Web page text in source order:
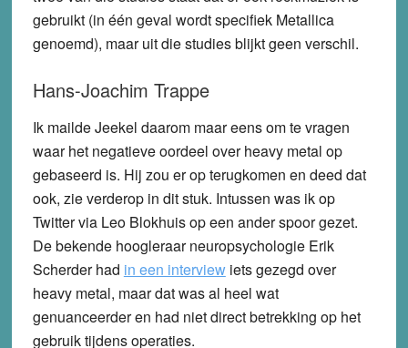
gebruikt (in één geval wordt specifiek Metallica
genoemd), maar uit die studies blijkt geen verschil.
Hans-Joachim Trappe
Ik mailde Jeekel daarom maar eens om te vragen
waar het negatieve oordeel over heavy metal op
gebaseerd is. Hij zou er op terugkomen en deed dat
ook, zie verderop in dit stuk. Intussen was ik op
Twitter via Leo Blokhuis op een ander spoor gezet.
De bekende hoogleraar neuropsychologie Erik
Scherder had in een interviewiets gezegd over
heavy metal, maar dat was al heel wat
genuanceerder en had niet direct betrekking op het
gebruik tijdens operaties.